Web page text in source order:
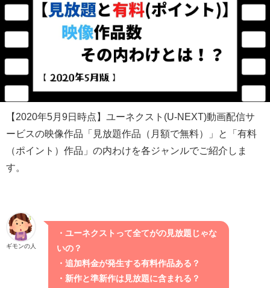
【2020年5月9日時点】ユーネクスト(U-NEXT)動画配信サ
ービスの映像作品「見放題作品（月額で無料）」と「有料
（ポイント）作品」の内わけを各ジャンルでご紹介しま
す。
ギモンの人
・ユーネクストって全てがの見放題じゃな
いの？
・追加料金が発生する有料作品ある？
・新作と準新作は見放題に含まれる？